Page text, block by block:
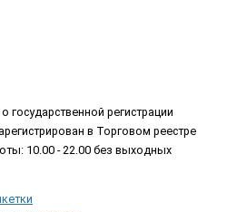
государственной регистрации
в Торговом реестре
10.00 - 22.00 без выходных